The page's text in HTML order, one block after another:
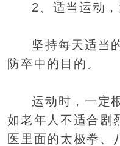
2、适当运动
坚持每天适当
防卒中的目的。
运动时，一定
如老年人不适合剧
医里面的太极拳、